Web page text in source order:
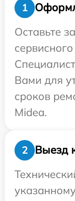
1
Оставьте
Вами для
сроков
Midea.
2
Выезд